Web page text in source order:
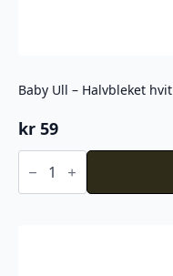
Baby Ull – Halvbleket hvit
kr 59
Baby
Ull
Halvbleket